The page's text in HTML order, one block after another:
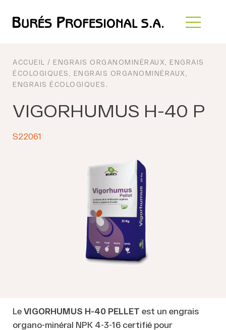
ACCUEIL / ENGRAIS ORGANOMINÉRAUX
ENGRAIS
ÉCOLOGIQUES
ENGRAIS ORGANOMINÉRAUX
ENGRAIS ÉCOLOGIQUES .
VIGORHUMUS H-40 P
S22061
Le VIGORHUMUS H-40 PELLET est un engrais
organo-minéral NPK 4-3-16 certifié pour